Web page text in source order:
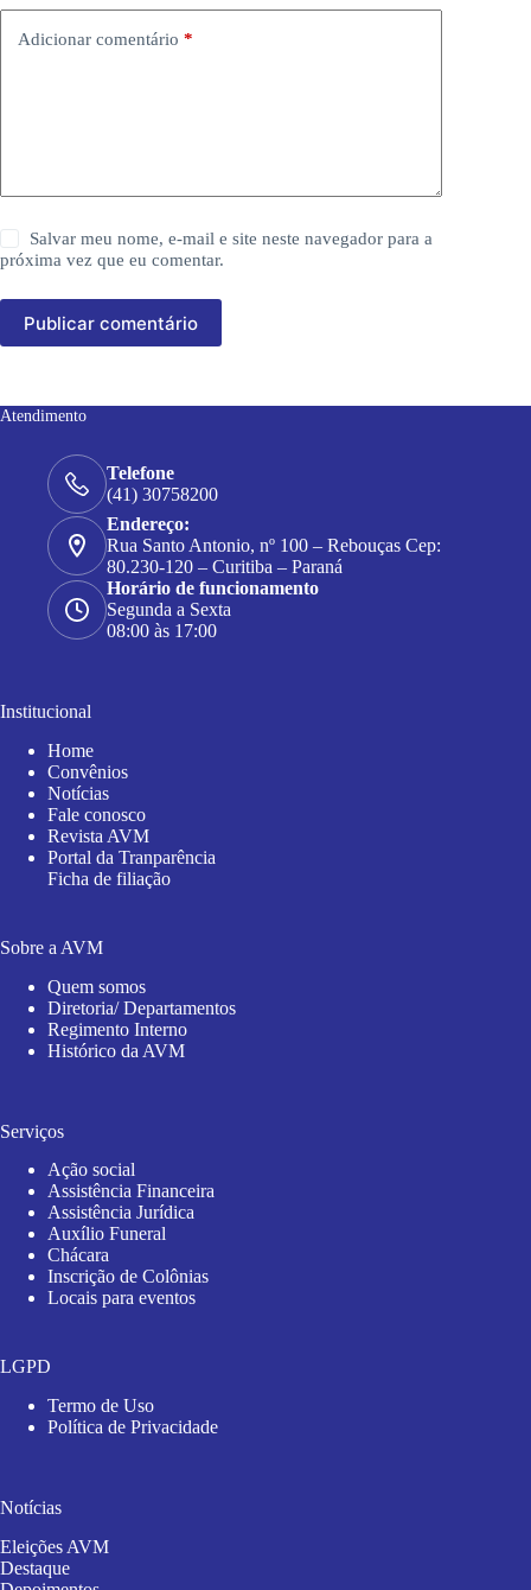
Adicionar comentário *
Salvar meu nome, e-mail e site neste navegador para a
próxima vez que eu comentar.
Publicar comentário
Atendimento
Telefone
(41) 30758200
Endereço:
Rua Santo Antonio, nº 100 – Rebouças Cep:
80.230-120 – Curitiba – Paraná
Horário de funcionamento
Segunda a Sexta
08:00 às 17:00
Institucional
Home
Convênios
Notícias
Fale conosco
Revista AVM
Portal da Tranparência
Ficha de filiação
Sobre a AVM
Quem somos
Diretoria/ Departamentos
Regimento Interno
Histórico da AVM
Serviços
Ação social
Assistência Financeira
Assistência Jurídica
Auxílio Funeral
Chácara
Inscrição de Colônias
Locais para eventos
LGPD
Termo de Uso
Política de Privacidade
Notícias
Eleições AVM
Destaque